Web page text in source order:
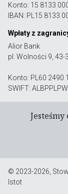
Konto: 15 8133
IBAN: PL15 8133
Wpłaty z
Alior Bank
pl. Wolności 9, 43-
Konto: PL60 2490
SWIFT: ALBPPLPW
© 2023-2026,
Istot